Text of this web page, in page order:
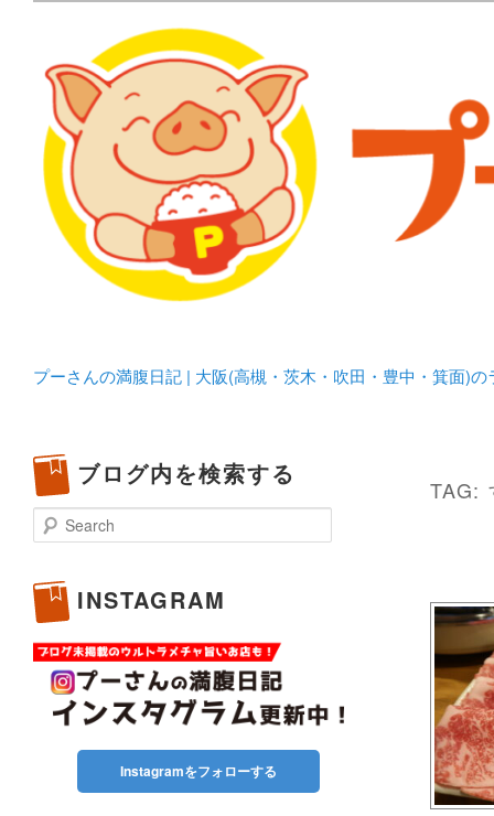
プーさんの満腹日記 |
豊中・箕面)のランチ＆
化してます。
プーさんの満腹日記 | 大阪(高槻・茨木・吹田・豊中・箕面)
TAG:
ブログ内を検索する
Search
INSTAGRAM
Instagramをフォローする